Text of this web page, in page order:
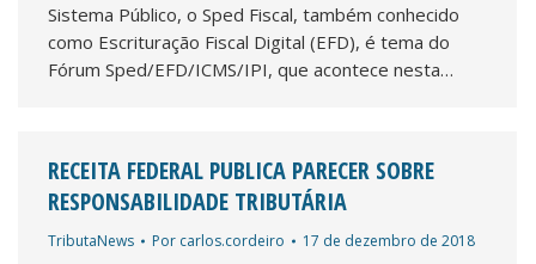
Sistema Público, o Sped Fiscal, também conhecido
como Escrituração Fiscal Digital (EFD), é tema do
Fórum Sped/EFD/ICMS/IPI, que acontece nesta…
RECEITA FEDERAL PUBLICA PARECER SOBRE
RESPONSABILIDADE TRIBUTÁRIA
TributaNews Por carlos.cordeiro 17 de dezembro de 2018